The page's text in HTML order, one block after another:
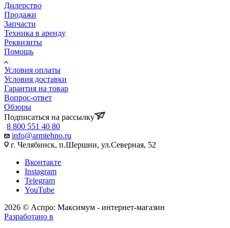
Дилерство
Продажи
Запчасти
Техника в аренду
Реквизиты
Помощь
Условия оплаты
Условия доставки
Гарантия на товар
Вопрос-ответ
Обзоры
Подписаться на рассылку
8 800 551 40 80
info@armtehno.ru
г. Челябинск, п.Шершни, ул.Северная, 52
Вконтакте
Instagram
Telegram
YouTube
2026 © Аспро: Максимум - интернет-магазин
Разработано в